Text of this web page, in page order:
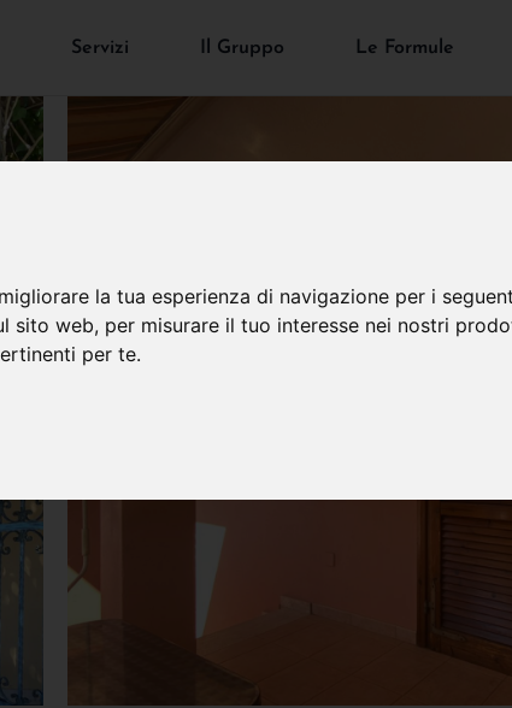
la tua esperienza di navigazione per i
sito web, per misurare il tuo interesse nei nostri
per te.
Servizi Il Gruppo Le Formule